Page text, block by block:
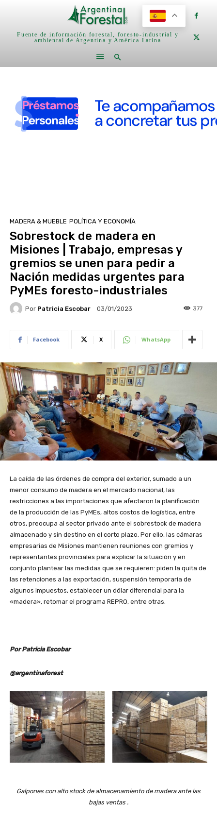
Fuente de información forestal, foresto-industrial y
ambiental de Argentina y América Latina
MADERA & MUEBLE POLÍTICA Y ECONOMÍA
Sobrestock de madera en
Misiones | Trabajo, empresas y
gremios se unen para pedir a
Nación medidas urgentes para
PyMEs foresto-industriales
Por Patricia Escobar 03/01/2023 377
Facebook X WhatsApp
La caída de las órdenes de compra del exterior, sumado a un
menor consumo de madera en el mercado nacional, las
restricciones a las importaciones que afectaron la planificación
de la producción de las PyMEs, altos costos de logística, entre
otros, preocupa al sector privado ante el sobrestock de madera
almacenado y sin destino en el corto plazo. Por ello, las cámaras
empresarias de Misiones mantienen reuniones con gremios y
representantes provinciales para explicar la situación y en
conjunto plantear las medidas que se requieren: piden la quita de
las retenciones a las exportación, suspensión temporaria de
algunos impuestos, establecer un dólar diferencial para la
«madera», retomar el programa REPRO, entre otras.
Por Patricia Escobar
@argentinaforest
Galpones con alto stock de almacenamiento de madera ante las
bajas ventas .